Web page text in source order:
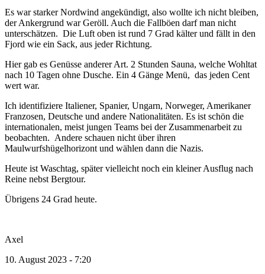
Es war starker Nordwind angekündigt, also wollte ich nicht bleiben,
der Ankergrund war Geröll. Auch die Fallböen darf man nicht
unterschätzen. Die Luft oben ist rund 7 Grad kälter und fällt in den
Fjord wie ein Sack, aus jeder Richtung.
Hier gab es Genüsse anderer Art. 2 Stunden Sauna, welche Wohltat
nach 10 Tagen ohne Dusche. Ein 4 Gänge Menü, das jeden Cent
wert war.
Ich identifiziere Italiener, Spanier, Ungarn, Norweger, Amerikaner
Franzosen, Deutsche und andere Nationalitäten. Es ist schön die
internationalen, meist jungen Teams bei der Zusammenarbeit zu
beobachten. Andere schauen nicht über ihren
Maulwurfshügelhorizont und wählen dann die Nazis.
Heute ist Waschtag, später vielleicht noch ein kleiner Ausflug nach
Reine nebst Bergtour.
Übrigens 24 Grad heute.
Axel
10. August 2023 - 7:20